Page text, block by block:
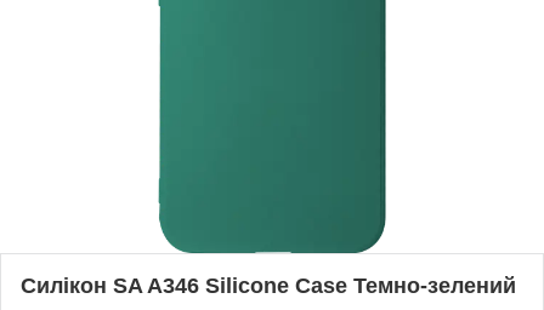
Силікон SA A346 Silicone Case Темно-зелений